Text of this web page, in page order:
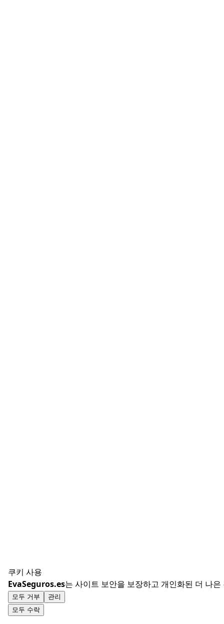
쿠키 사용
EvaSeguros.es는 사이트 보안을 보장하고 개인화된 더 나
모두 거부
관리
모두 수락